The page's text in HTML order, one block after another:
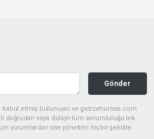
Gönder
kabul etmiş bulunuyor ve gebzehurses.com
doğrudan veya dolaylı tüm sorumluluğu tek
yorumlardan site yönetimi hiçbir şekilde